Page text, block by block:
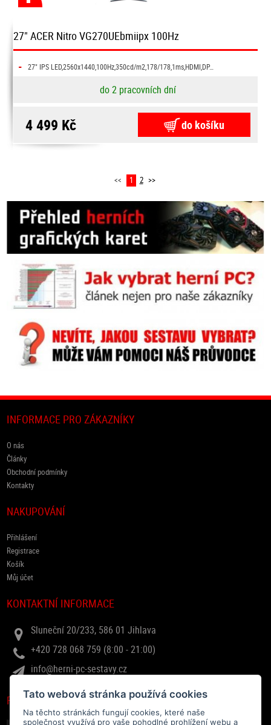
27" ACER Nitro VG270UEbmiipx 100Hz
- 27" IPS LED,2560x1440,100Hz,350cd/m2,178/178,1ms,HDMI,DP…
do 2 pracovních dní
4 499 Kč do košíku
<< 1 2 >>
INFORMACE PRO ZÁKAZNÍKY
O nás
Články
Obchodní podmínky
Kontakty
NAKUPOVÁNÍ
Přihlášení
Registrace
Košík
Můj účet
KONTAKTNÍ INFORMACE
Sluneční 20/233, 586 01 Jihlava
+420 728 068 759 (8:00 - 21:00)
info@herni-pc-sestavy.cz
RYCHLÝ DOTAZ
Tato webová stránka používá cookies
Na těchto stránkách fungují cookies, které naše
společnost využívá pro vaše pohodlné prohlížení webu a